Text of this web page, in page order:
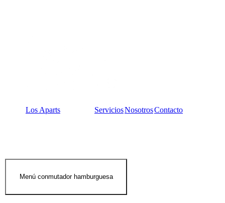
Los Aparts ServiciosNosotrosContacto
Menú conmutador hamburguesa